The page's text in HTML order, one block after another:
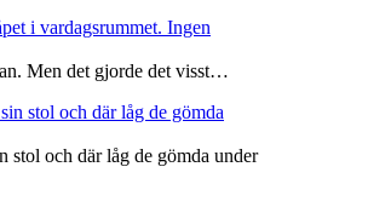
Men det gjorde det visst…
stol och där låg de gömda under